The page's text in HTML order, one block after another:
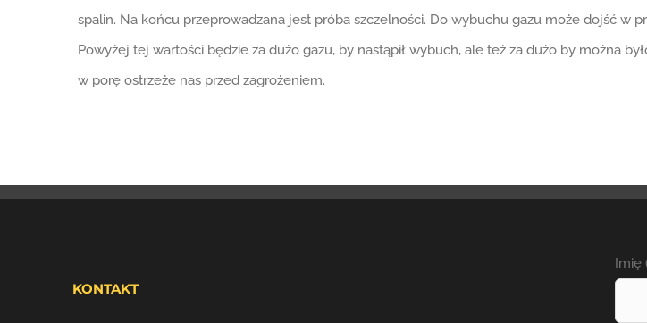
spalin. Na końcu przeprowadzana jest próba szczelności. Do wybuchu gazu może dojść w
Powyżej tej wartości będzie za dużo gazu, by nastąpił wybuch, ale też za dużo by można
w porę ostrzeże nas przed zagrożeniem.
KONTAKT
Imię